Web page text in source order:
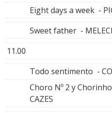
Eight days a week -
Sweet father -
11.00
Todo sentimento -
Choro Nº 2 y
CAZES